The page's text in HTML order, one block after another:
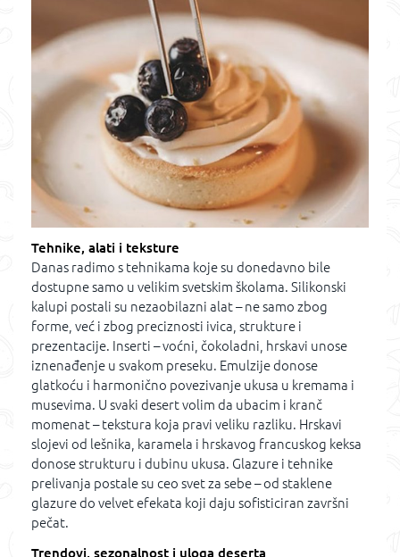
Tehnike, alati i teksture
Danas radimo s tehnikama koje su donedavno bile
dostupne samo u velikim svetskim školama. Silikonski
kalupi postali su nezaobilazni alat – ne samo zbog
forme, već i zbog preciznosti ivica, strukture i
prezentacije. Inserti – voćni, čokoladni, hrskavi unose
iznenađenje u svakom preseku. Emulzije donose
glatkoću i harmonično povezivanje ukusa u kremama i
musevima. U svaki desert volim da ubacim i kranč
momenat – tekstura koja pravi veliku razliku. Hrskavi
slojevi od lešnika, karamela i hrskavog francuskog keksa
donose strukturu i dubinu ukusa. Glazure i tehnike
prelivanja postale su ceo svet za sebe – od staklene
glazure do velvet efekata koji daju sofisticiran završni
pečat.
Trendovi, sezonalnost i uloga deserta